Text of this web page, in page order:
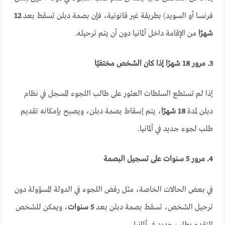
فرنسا أو السويد) بطريقة غير قانونية، فإن بصمة دبلن تسقط بعد12
شهرًا من الإقامة داخل ألمانيا دون أن يتم ترحيله.
3. مرور 18 شهرًا إذا كان الشخص مختفيًا
إذا لم تستطع السلطات العثور على طالب اللجوء المسجل في نظام
دبلن لمدة18 شهرًا
، يتم إسقاط بصمة دبلن، ويصبح بإمكانه تقديم
طلب لجوء جديد في ألمانيا.
4. مرور 5 سنوات على تسجيل البصمة
في بعض الحالات الخاصة، مثل رفض اللجوء في الدولة المسؤولة دون
ترحيل الشخص، تسقط بصمة دبلن بعد5 سنوات
، ويمكن للشخص